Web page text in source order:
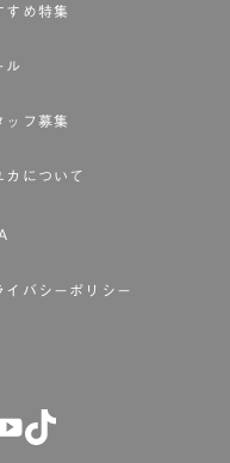
指定する方法に従って
の登録を取り消すこと
、その登録を拒否し、
なされた登録を取り消
すめ特集
ル
ッフ募集
カについて
イバシーポリシー